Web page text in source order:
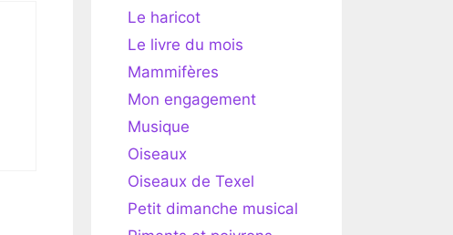
Le haricot
Le livre du mois
Mammifères
Mon engagement
Musique
Oiseaux
Oiseaux de Texel
Petit dimanche musical